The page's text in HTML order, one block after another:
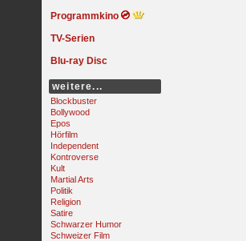
Programmkino
TV-Serien
Blu-ray Disc
weitere...
Blockbuster
Bollywood
Epos
Hörfilm
Independent
Kontroverse
Kult
Martial Arts
Politik
Religion
Satire
Schwarzer Humor
Schweizer Film